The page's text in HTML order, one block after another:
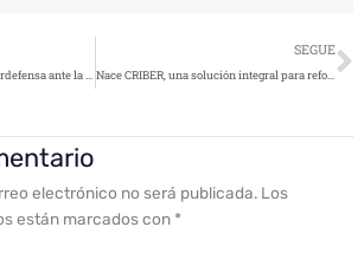
Check Point refuerza la ciberdefensa ante la era de la IA
SEGUE
Nace CRIBER, una solución integral para reforzar la protección Crime + Ciber
electrónico no será publicada. Los
están marcados con *